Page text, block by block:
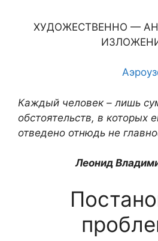
ХУДОЖЕСТВЕННО —
Каждый человек – лишь
обстоятельств, в которых
отведено отнюдь не
Леонид